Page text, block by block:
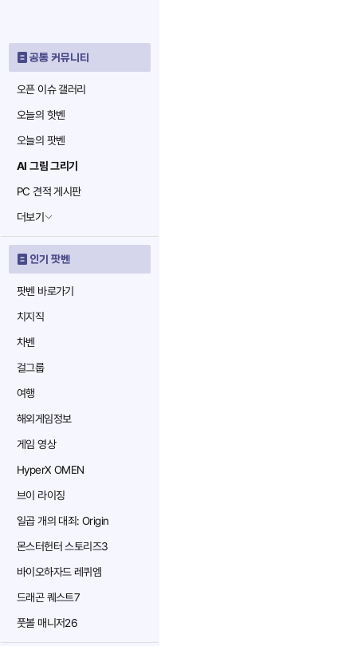
공통 커뮤니티
오픈 이슈 갤러리
오늘의 핫벤
오늘의 팟벤
AI 그림 그리기
PC 견적 게시판
더보기
인기 팟벤
팟벤 바로가기
치지직
차벤
걸그룹
여행
해외게임정보
게임 영상
HyperX OMEN
브이 라이징
일곱 개의 대죄: Origin
몬스터헌터 스토리즈3
바이오하자드 레퀴엠
드래곤 퀘스트7
풋볼 매니저26